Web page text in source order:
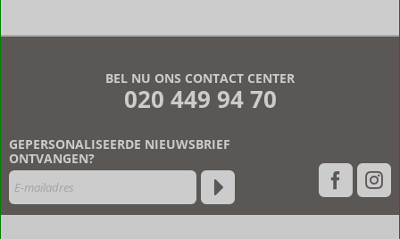
na
hun
verblijf
in
BEL NU ONS CONTACT CENTER
020 449 94 70
GEPERSONALISEERDE NIEUWSBRIEF
ONTVANGEN?